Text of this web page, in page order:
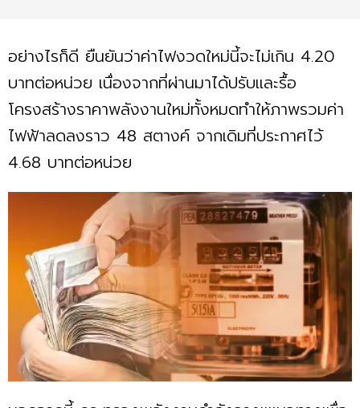
อย่างไรก็ดี ยืนยันว่าค่าไฟงวดใหม่นี้จะไม่เกิน 4.20
บาทต่อหน่วย เนื่องจากที่ผ่านมาได้ปรับและรื้อ
โครงสร้างราคาพลังงานใหม่ทั้งหมดทำให้ภาพรวมค่า
ไฟฟ้าลดลงราว 48 สตางค์ จากเดิมที่ประกาศไว้
4.68 บาทต่อหน่วย